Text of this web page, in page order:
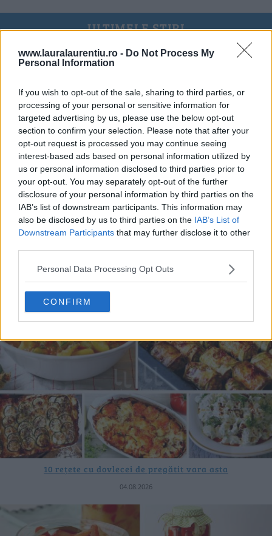
www.lauralaurentiu.ro - Do Not Process My
Personal Information
If you wish to opt-out of the sale, sharing to third parties, or
processing of your personal or sensitive information for
targeted advertising by us, please use the below opt-out
section to confirm your selection. Please note that after your
opt-out request is processed you may continue seeing
interest-based ads based on personal information utilized by
us or personal information disclosed to third parties prior to
your opt-out. You may separately opt-out of the further
disclosure of your personal information by third parties on the
IAB’s list of downstream participants. This information may
also be disclosed by us to third parties on the IAB’s List of
Downstream Participants that may further disclose it to other
Personal Data Processing Opt Outs
CONFIRM
ULTIMELE ȘTIRI
10 rețete cu dovlecei de pregătit vara asta
04.08.2026